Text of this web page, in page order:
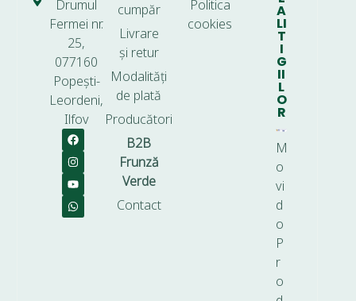
Drumul
Fermei nr.
25,
077160
Popești-
Leordeni,
Ilfov
cumpăr
Livrare
și retur
Modalități
de plată
Producători
B2B
Frunză
Verde
Contact
Politica
cookies
A
LI
T
I
G
II
L
O
R
M
o
vi
d
o
P
r
o